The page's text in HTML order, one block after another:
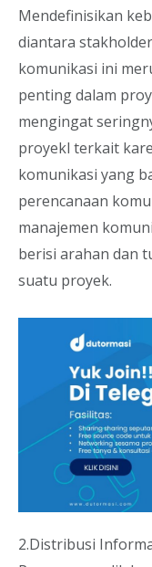
Mendefinisikan
diantara
komunikasi ini
penting dalam
mengingat
proyekl terkait
komunikasi yang
perencanaan
manajemen
berisi arahan dan
suatu proyek.
2.Distribusi